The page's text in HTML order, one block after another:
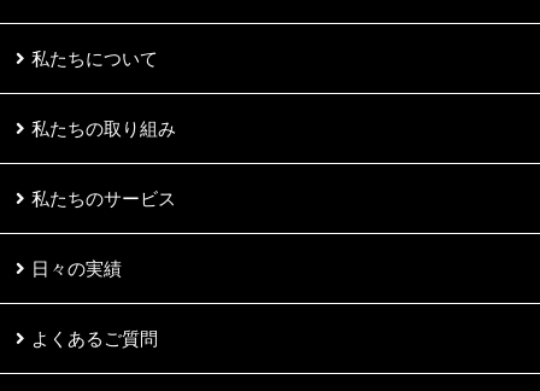
私たちについて
私たちの取り組み
私たちのサービス
日々の実績
よくあるご質問